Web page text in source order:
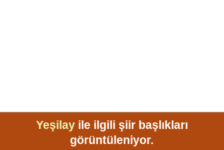
Yeşilayile ilgili şiir başlıkları
görüntüleniyor.